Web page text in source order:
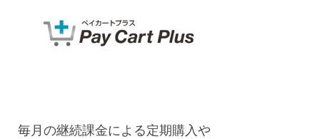
毎月の継続課金による定期購入や